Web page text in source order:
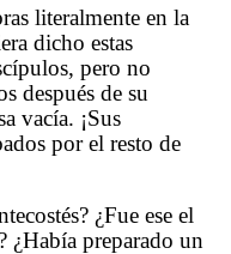
literalmente en la
dicho estas
pero no
después de su
vacía. ¡Sus
por el resto de
¿Fue ese el
¿Había preparado un